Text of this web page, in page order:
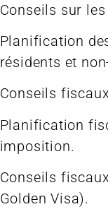
Conseils sur
Planification
résidents et
Conseils
Planification
imposition.
Conseils
Golden Visa).